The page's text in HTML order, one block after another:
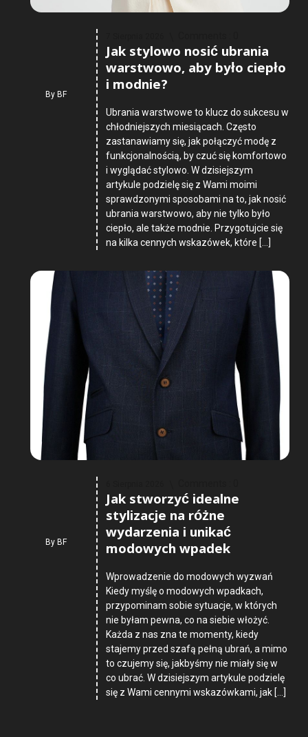
ByBF
Jak stylowo nosić ubrania
warstwowo, aby było ciepło
i modnie?
Ubrania warstwowe to klucz do sukcesu w
chłodniejszych miesiącach. Często
zastanawiamy się, jak połączyć modę z
funkcjonalnością, by czuć się komfortowo
i wyglądać stylowo. W dzisiejszym
artykule podzielę się z Wami moimi
sprawdzonymi sposobami na to, jak nosić
ubrania warstwowo, aby nie tylko było
ciepło, ale także modnie. Przygotujcie się
na kilka cennych wskazówek, które […]
ByBF
Jak stworzyć idealne
stylizacje na różne
wydarzenia i unikać
modowych wpadek
Wprowadzenie do modowych wyzwań
Kiedy myślę o modowych wpadkach,
przypominam sobie sytuacje, w których
nie byłam pewna, co na siebie włożyć.
Każda z nas zna te momenty, kiedy
stajemy przed szafą pełną ubrań, a mimo
to czujemy się, jakbyśmy nie miały się w
co ubrać. W dzisiejszym artykule podzielę
się z Wami cennymi wskazówkami, jak […]